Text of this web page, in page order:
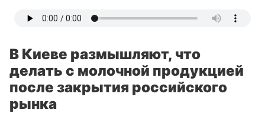
В Киеве размышляют, что
делать с молочной продукцией
после закрытия российского
рынка